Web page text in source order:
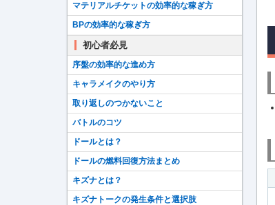
マテリアルチケットの効率的な稼ぎ方
BPの効率的な稼ぎ方
初心者必見
序盤の効率的な進め方
キャラメイクのやり方
取り返しのつかないこと
バトルのコツ
ドールとは？
ドールの燃料回復方法まとめ
キズナとは？
キズナトークの発生条件と選択肢